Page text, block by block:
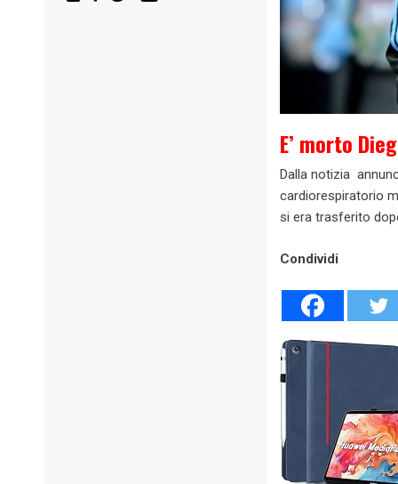
E’ morto
Dalla notizia
cardiorespiratorio
si era trasferito
Condividi